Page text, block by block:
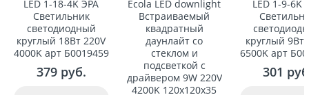
LED 1-18-4K ЭРА
Светильник
светодиодный
круглый 18Вт 220V
4000K арт Б0019459
379 руб.
Ecola LED downlight
Встраиваемый
квадратный
даунлайт со
стеклом и
подсветкой с
драйвером 9W 220V
4200K 120x120x35
LED 1-9-6K
круглый 9Вт
6500K арт
301